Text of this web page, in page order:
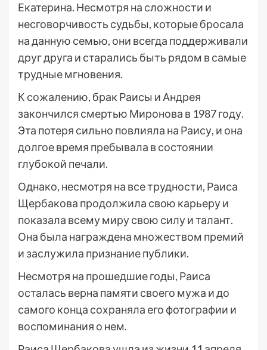
Екатерина. Несмотря на сложности и
несговорчивость судьбы, которые бросала
на данную семью, они всегда поддерживали
друг друга и старались быть рядом в самые
трудные мгновения.
К сожалению, брак Раисы и Андрея
закончился смертью Миронова в 1987 году.
Эта потеря сильно повлияла на Раису, и она
долгое время пребывала в состоянии
глубокой печали.
Однако, несмотря на все трудности, Раиса
Щербакова продолжила свою карьеру и
показала всему миру свою силу и талант.
Она была награждена множеством премий
и заслужила признание публики.
Несмотря на прошедшие годы, Раиса
осталась верна памяти своего мужа и до
самого конца сохраняла его фотографии и
воспоминания о нем.